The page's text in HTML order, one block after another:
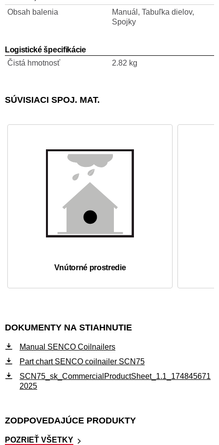
Obsah balenia
Manuál, Tabuľka dielov,
Spojky
Logistické špecifikácie
Čistá hmotnosť
2.82 kg
SÚVISIACI SPOJ. MAT.
Vnútorné prostredie
DOKUMENTY NA STIAHNUTIE
Manual SENCO Coilnailers
Part chart SENCO coilnailer SCN75
SCN75_sk_CommercialProductSheet_1.1_174845671
2025
ZODPOVEDAJÚCE PRODUKTY
POZRIEŤ VŠETKY